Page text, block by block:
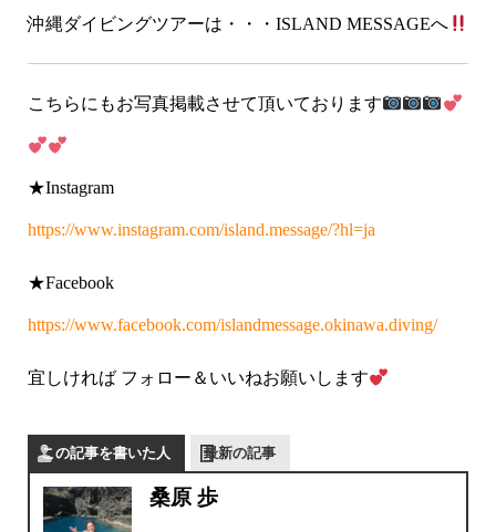
沖縄ダイビングツアーは・・・ISLAND MESSAGEへ
こちらにもお写真掲載させて頂いております
★Instagram
https://www.instagram.com/island.message/?hl=ja
★Facebook
https://www.facebook.com/islandmessage.okinawa.diving/
宜しければ フォロー＆いいねお願いします
この記事を書いた人 最新の記事
桑原 歩